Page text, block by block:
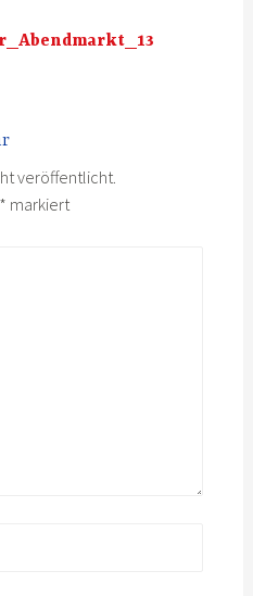
veröffentlicht.
* markiert